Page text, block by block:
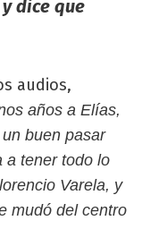
dice que
audios,
años a Elías,
buen pasar
a tener todo lo
Varela, y
mudó del centro